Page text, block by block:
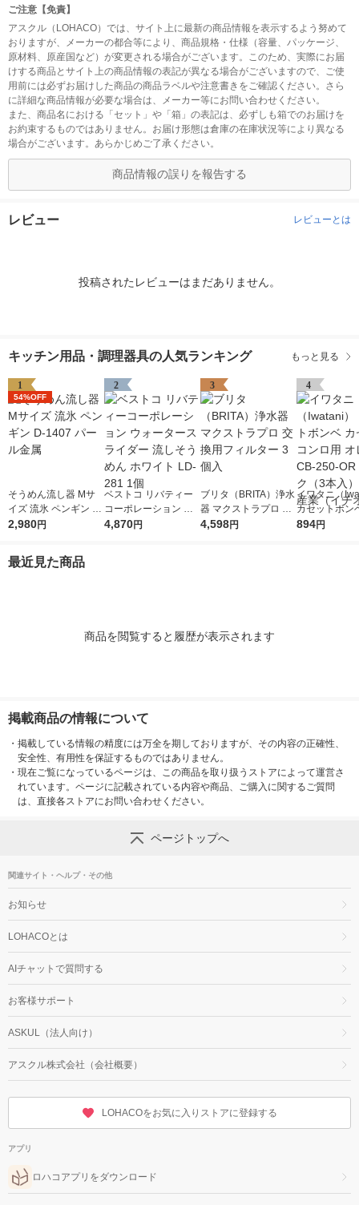
ご注意【免責】
アスクル（LOHACO）では、サイト上に最新の商品情報を表示するよう努めて
おりますが、メーカーの都合等により、商品規格・仕様（容量、パッケージ、
原材料、原産国など）が変更される場合がございます。このため、実際にお届
けする商品とサイト上の商品情報の表記が異なる場合がございますので、ご使
用前には必ずお届けした商品の商品ラベルや注意書きをご確認ください。さら
に詳細な商品情報が必要な場合は、メーカー等にお問い合わせください。
また、商品名における「セット」や「箱」の表記は、必ずしも箱でのお届けを
お約束するものではありません。お届け形態は倉庫の在庫状況等により異なる
場合がございます。あらかじめご了承ください。
商品情報の誤りを報告する
レビュー レビューとは
投稿されたレビューはまだありません。
キッチン用品・調理器具の人気ランキング もっと見る
1
54%OFF
そうめん流し器 Mサ
イズ 流氷 ペンギン D-
1407 パール金属
2,980円
2
ベストコ リバティー
コーポレーション ウ
ォータースライダー
4,870円
3
ブリタ（BRITA）浄水
器 マクストラプロ 交
換用フィルター 3個入
4,598円
4
イワタニ（
カセットボン
ットコンロ用
894円
最近見た商品
商品を閲覧すると履歴が表示されます
掲載商品の情報について
・ 掲載している情報の精度には万全を期しておりますが、その内容の正確性、
安全性、有用性を保証するものではありません。
・ 現在ご覧になっているページは、この商品を取り扱うストアによって運営さ
れています。ページに記載されている内容や商品、ご購入に関するご質問
は、直接各ストアにお問い合わせください。
ページトップへ
関連サイト・ヘルプ・その他
お知らせ
LOHACOとは
AIチャットで質問する
お客様サポート
ASKUL（法人向け）
アスクル株式会社（会社概要）
LOHACOをお気に入りストアに登録する
アプリ
ロハコアプリをダウンロード